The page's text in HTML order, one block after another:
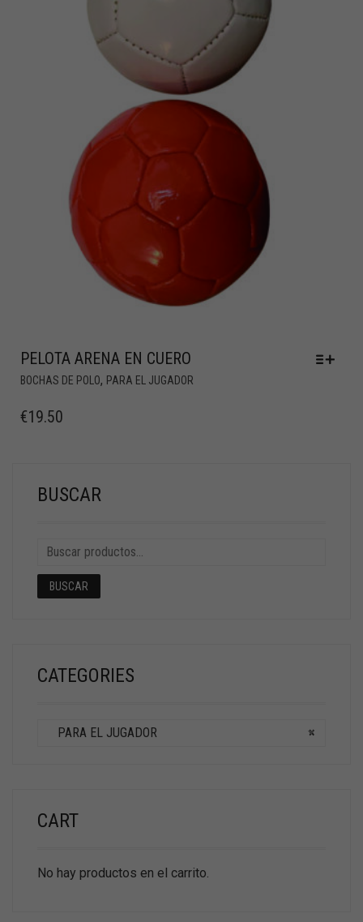
PELOTA ARENA EN CUERO
BOCHAS DE POLO, PARA EL JUGADOR
€19.50
BUSCAR
BUSCAR
CATEGORIES
×
PARA EL JUGADOR
CART
No hay productos en el carrito.